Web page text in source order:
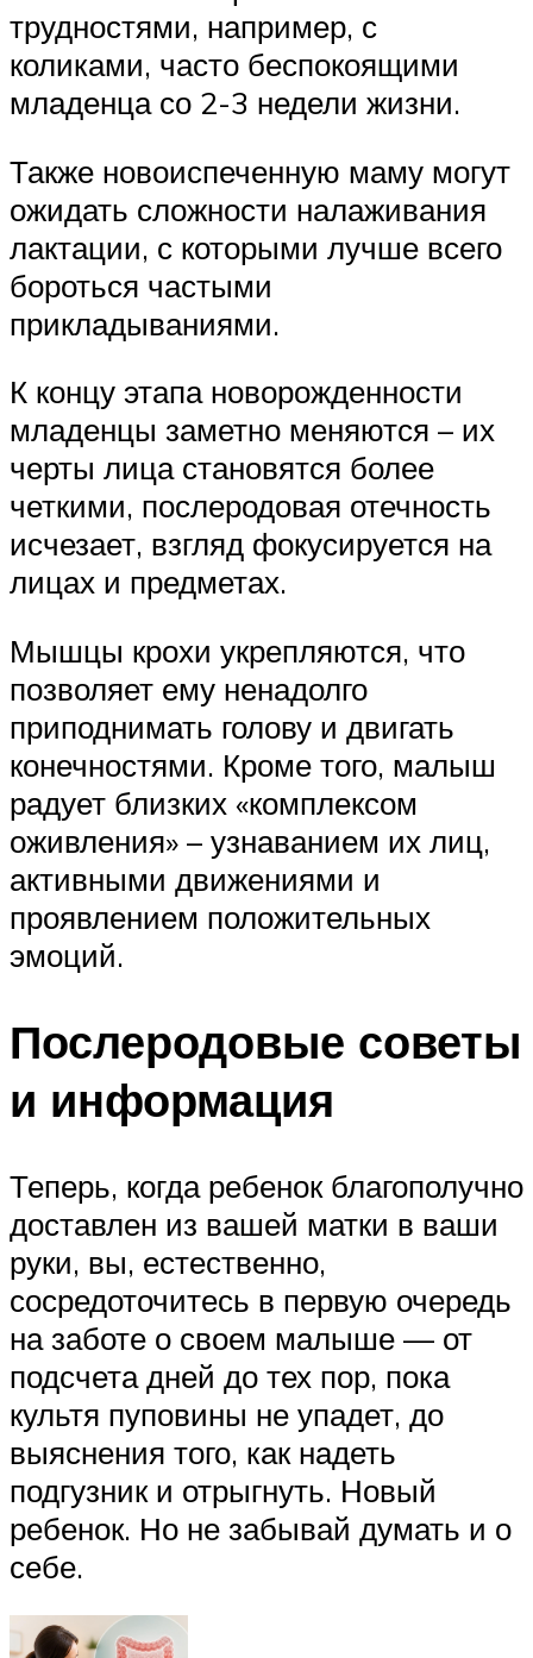
трудностями, например, с
коликами, часто беспокоящими
младенца со 2-3 недели жизни.
Также новоиспеченную маму могут
ожидать сложности налаживания
лактации, с которыми лучше всего
бороться частыми
прикладываниями.
К концу этапа новорожденности
младенцы заметно меняются – их
черты лица становятся более
четкими, послеродовая отечность
исчезает, взгляд фокусируется на
лицах и предметах.
Мышцы крохи укрепляются, что
позволяет ему ненадолго
приподнимать голову и двигать
конечностями. Кроме того, малыш
радует близких «комплексом
оживления» – узнаванием их лиц,
активными движениями и
проявлением положительных
эмоций.
Послеродовые советы
и информация
Теперь, когда ребенок благополучно
доставлен из вашей матки в ваши
руки, вы, естественно,
сосредоточитесь в первую очередь
на заботе о своем малыше — от
подсчета дней до тех пор, пока
культя пуповины не упадет, до
выяснения того, как надеть
подгузник и отрыгнуть. Новый
ребенок. Но не забывай думать и о
себе.